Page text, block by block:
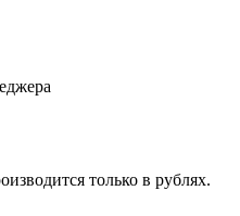
только в рублях.